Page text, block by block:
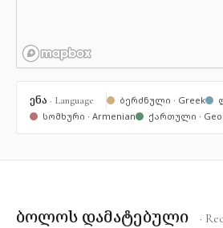
ენა · Language ბერძნული · Greek
სომხური · Armenian
ქართული ·
ბოლოს დამატებული ·